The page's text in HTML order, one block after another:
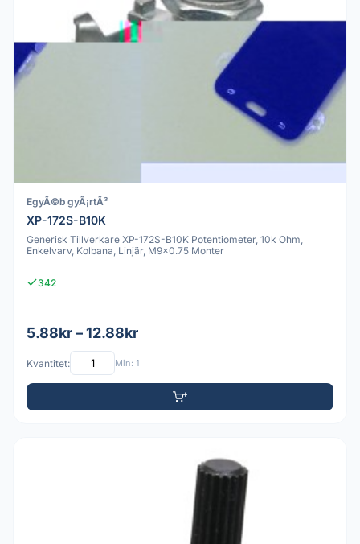
EgyÃ©b gyÃ¡rtÃ³
XP-172S-B10K
Generisk Tillverkare XP-172S-B10K Potentiometer, 10k Ohm,
Enkelvarv, Kolbana, Linjär, M9x0.75 Monter
342
5.88kr – 12.88kr
Kvantitet: Min: 1